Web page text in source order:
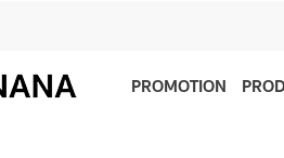
PROMOTION